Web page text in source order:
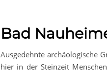
Bad
Ausgedehnte archäologische
hier in der Steinzeit